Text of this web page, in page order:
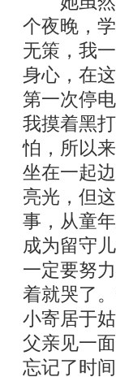
个夜晚，
无策，我
身心，在
第一次停
我摸着黑
怕，所以
坐在一起
亮光，但
事，从童
成为留守
一定要努
着就哭了
小寄居于
父亲见一
忘记了时